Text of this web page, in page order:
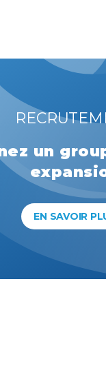
un
EN SAVOIR